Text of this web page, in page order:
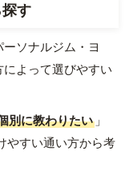
す
ソナルジム・ヨ
よって選びやすい
別に教わりたい 」
やすい通い方から考